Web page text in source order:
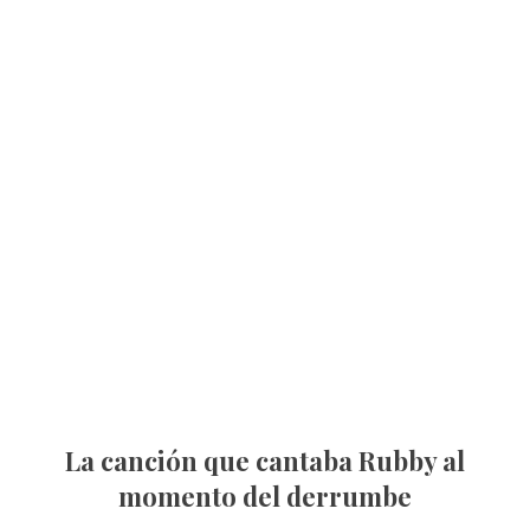
La canción que cantaba Rubby al
momento del derrumbe